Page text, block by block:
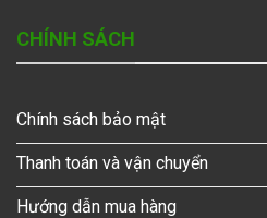
CHÍNH SÁCH
Chính sách bảo mật
Thanh toán và vận chuyển
Hướng dẫn mua hàng